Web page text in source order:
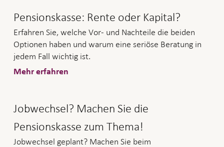
Pensionskasse: Rente oder Kapital?
Erfahren Sie, welche Vor- und Nachteile die beiden
Optionen haben und warum eine seriöse Beratung in
jedem Fall wichtig ist.
Mehr erfahren
Jobwechsel? Machen Sie die
Pensionskasse zum Thema!
Jobwechsel geplant? Machen Sie beim